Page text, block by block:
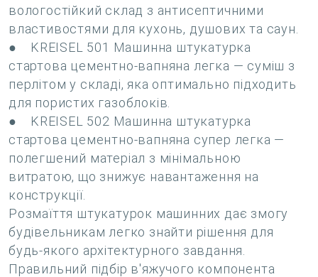
вологостійкий склад з антисептичними
властивостями для кухонь, душових та саун.
● KREISEL 501 Машинна штукатурка
стартова цементно-вапняна легка — суміш з
перлітом у складі, яка оптимально підходить
для пористих газоблоків.
● KREISEL 502 Машинна штукатурка
стартова цементно-вапняна супер легка —
полегшений матеріал з мінімальною
витратою, що знижує навантаження на
конструкції.
Розмаїття штукатурок машинних дає змогу
будівельникам легко знайти рішення для
будь-якого архітектурного завдання.
Правильний підбір в'яжучого компонента